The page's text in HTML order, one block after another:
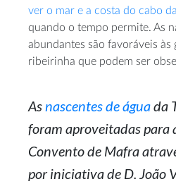
ver o mar e a costa do cabo
quando o tempo permite. As
abundantes são favoráveis às
ribeirinha que podem ser
Asnascentes de águada
foram aproveitadas para
Convento de Mafra
por iniciativa de D. João